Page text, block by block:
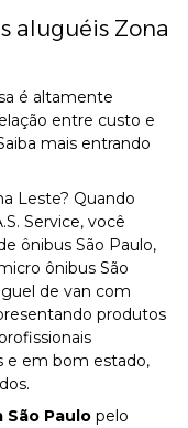
aluguéis Zona
é altamente
entre custo e
mais entrando
Leste? Quando
Service, você
ônibus São Paulo,
ônibus São
de van com
produtos
e em bom estado,
São Paulo pelo